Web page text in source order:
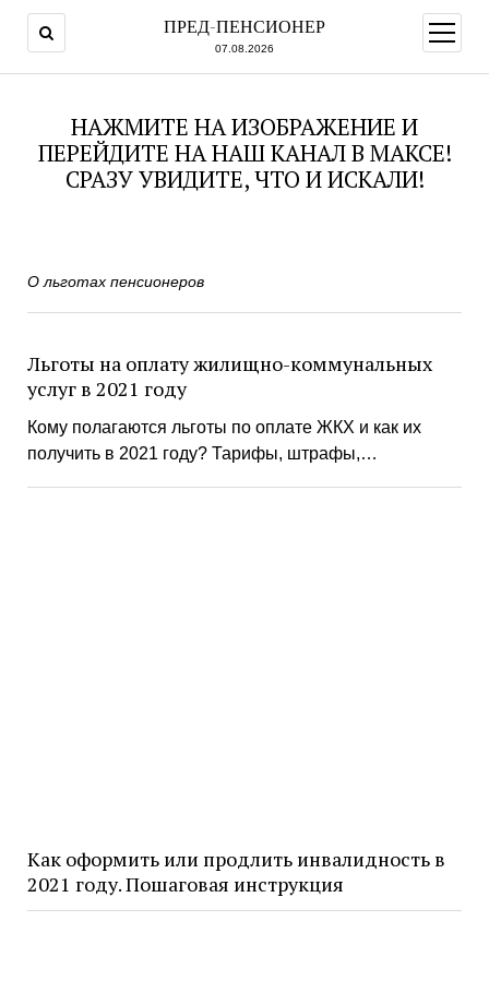
ПРЕД-ПЕНСИОНЕР
07.08.2026
меню
НАЖМИТЕ НА ИЗОБРАЖЕНИЕ И
ПЕРЕЙДИТЕ НА НАШ КАНАЛ В МАКСЕ!
СРАЗУ УВИДИТЕ, ЧТО И ИСКАЛИ!
О льготах пенсионеров
Льготы на оплату жилищно-коммунальных
услуг в 2021 году
Кому полагаются льготы по оплате ЖКХ и как их
получить в 2021 году? Тарифы, штрафы,…
Как оформить или продлить инвалидность в
2021 году. Пошаговая инструкция